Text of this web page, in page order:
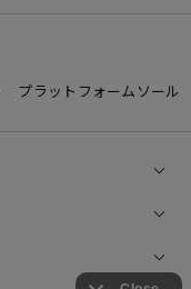
プラットフォームソール